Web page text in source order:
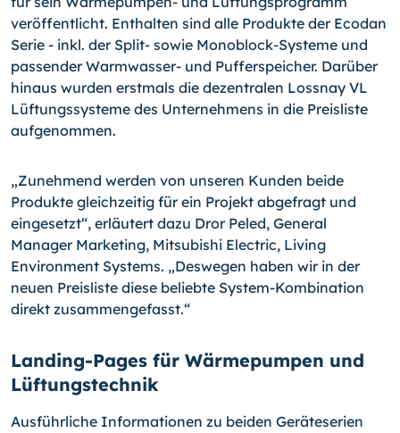
veröffentlicht. Enthalten sind alle Produkte der Ecodan
Serie - inkl. der Split- sowie Monoblock-Systeme und
passender Warmwasser- und Pufferspeicher. Darüber
hinaus wurden erstmals die dezentralen Lossnay VL
Lüftungssysteme des Unternehmens in die Preisliste
aufgenommen.
„Zunehmend werden von unseren Kunden beide
Produkte gleichzeitig für ein Projekt abgefragt und
eingesetzt“, erläutert dazu Dror Peled, General
Manager Marketing, Mitsubishi Electric, Living
Environment Systems. „Deswegen haben wir in der
neuen Preisliste diese beliebte System-Kombination
direkt zusammengefasst.“
Landing-Pages für Wärmepumpen und
Lüftungstechnik
Ausführliche Informationen zu beiden Geräteserien